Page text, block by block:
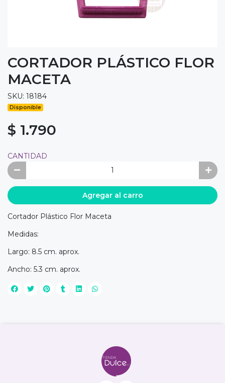
CORTADOR PLÁSTICO FLOR
MACETA
SKU: 18184
Disponible
$ 1.790
CANTIDAD
Agregar al carro
Cortador Plástico Flor Maceta
Medidas:
Largo: 8.5 cm. aprox.
Ancho: 5.3 cm. aprox.